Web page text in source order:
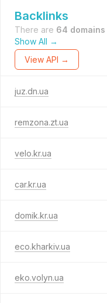
Backlinks
There are 64 domains
Show All →
View API →
juz.dn.ua
remzona.zt.ua
velo.kr.ua
car.kr.ua
domik.kr.ua
eco.kharkiv.ua
eko.volyn.ua